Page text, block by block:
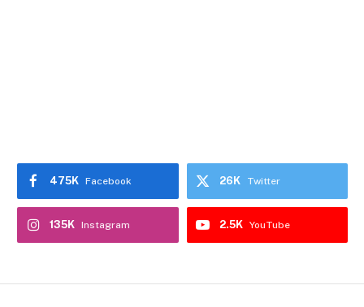
Facebook
475K Twitter
26K
Instagram
135K YouTube
2.5K